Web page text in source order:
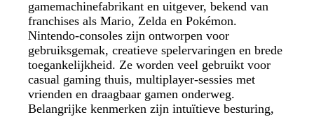
gamemachinefabrikant en uitgever, bekend van
franchises als Mario, Zelda en Pokémon.
Nintendo-consoles zijn ontworpen voor
gebruiksgemak, creatieve spelervaringen en brede
toegankelijkheid. Ze worden veel gebruikt voor
casual gaming thuis, multiplayer-sessies met
vrienden en draagbaar gamen onderweg.
Belangrijke kenmerken zijn intuïtieve besturing,